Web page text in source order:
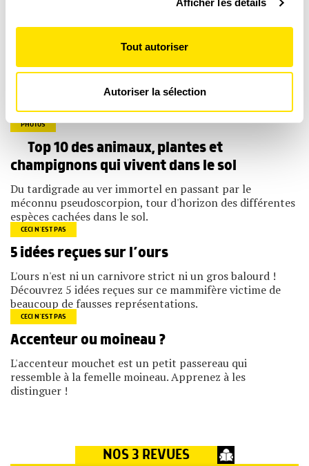
personnelles et définir vos préférences, reportez-vous à
déclaration sur les cookies.
Les cookies nous permettent de personnaliser le contenu
et les annonces, d'offrir des fonctionnalités relatives aux
médias sociaux et d'analyser notre trafic. Nous
notre site avec nos partenaires de médias sociaux, de
publicité et d'analyse, qui peuvent combiner celles-ci
avec d'autres informations que vous leur avez fournies
ou qu'ils ont collectées lors de votre utilisation de leurs
Afficher les détails
Tout autoriser
Autoriser la sélection
DÉCOUVRIR TOUS NOS PRODUITS
PHOTOS
Top 10 des animaux, plantes et
champignons qui vivent dans le sol
Du tardigrade au ver immortel en passant par le
méconnu pseudoscorpion, tour d'horizon des différentes
espèces cachées dans le sol.
CECI N’EST PAS
5 idées reçues sur l’ours
L'ours n'est ni un carnivore strict ni un gros balourd !
Découvrez 5 idées reçues sur ce mammifère victime de
beaucoup de fausses représentations.
CECI N’EST PAS
Accenteur ou moineau ?
L'accenteur mouchet est un petit passereau qui
ressemble à la femelle moineau. Apprenez à les
distinguer !
NOS 3 REVUES